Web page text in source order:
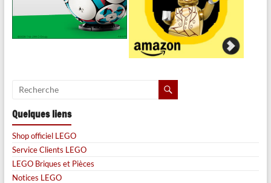
Quelques liens
Shop officiel LEGO
Service Clients LEGO
LEGO Briques et Pièces
Notices LEGO